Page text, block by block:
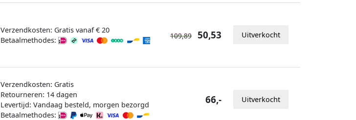
Verzendkosten: Gratis vanaf € 20
Betaalmethodes:
109,89 50,53 Uitverkocht
Verzendkosten: Gratis
Retourneren: 14 dagen
Levertijd: Vandaag besteld, morgen bezorgd
Betaalmethodes:
66,- Uitverkocht